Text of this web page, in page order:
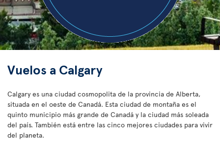
Vuelos a Calgary
Calgary es una ciudad cosmopolita de la provincia de Alberta,
situada en el oeste de Canadá. Esta ciudad de montaña es el
quinto municipio más grande de Canadá y la ciudad más soleada
del país. También está entre las cinco mejores ciudades para vivir
del planeta.